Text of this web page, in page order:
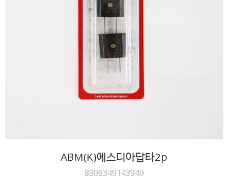
ABM(K)에스디아답타2p
8806349143949